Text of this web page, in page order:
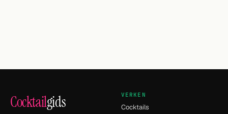
Cocktailgids VERKEN
Cocktails